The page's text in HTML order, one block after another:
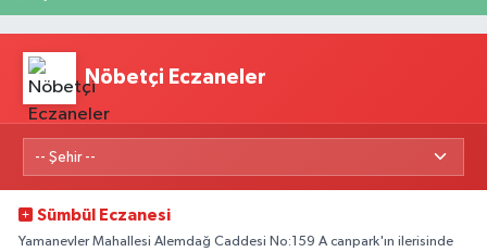
Nöbetçi Eczaneler
Sümbül Eczanesi
Yamanevler Mahallesi Alemdağ Caddesi No:159 A canpark'ın ilerisinde